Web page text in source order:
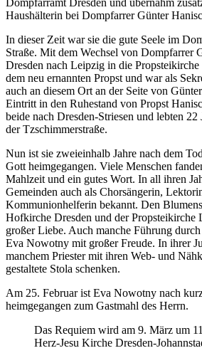
Dompfarramt Dresden und übernahm
Haushälterin bei Dompfarrer Günter
In dieser Zeit war sie die gute Seele im
Straße. Mit dem Wechsel von Dompfarrer
Dresden nach Leipzig in die
dem neu ernannten Propst und war als
auch an diesem Ort an der Seite von
Eintritt in den Ruhestand von Propst
beide nach Dresden-Striesen und lebten 22
der Tzschimmerstraße.
Nun ist sie zweieinhalb Jahre nach dem
Gott heimgegangen. Viele Menschen
Mahlzeit und ein gutes Wort. In all ihren
Gemeinden auch als Chorsängerin,
Kommunionhelferin bekannt. Den
Hofkirche Dresden und der Propsteikirche
großer Liebe. Auch manche Führung
Eva Nowotny mit großer Freude. In ihrer
manchem Priester mit ihren Web- und
gestaltete Stola schenken.
Am 25. Februar ist Eva Nowotny nach
heimgegangen zum Gastmahl des Herrn.
Das Requiem wird am 9. März um
Herz-Jesu Kirche Dresden-